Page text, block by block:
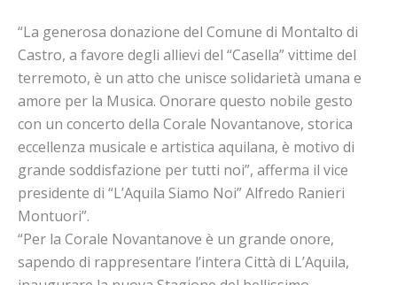
“La generosa donazione del Comune di Montalto di
Castro, a favore degli allievi del “Casella” vittime del
terremoto, è un atto che unisce solidarietà umana e
amore per la Musica. Onorare questo nobile gesto
con un concerto della Corale Novantanove, storica
eccellenza musicale e artistica aquilana, è motivo di
grande soddisfazione per tutti noi”, afferma il vice
presidente di “L’Aquila Siamo Noi” Alfredo Ranieri
Montuori”.
“Per la Corale Novantanove è un grande onore,
sapendo di rappresentare l’intera Città di L’Aquila,